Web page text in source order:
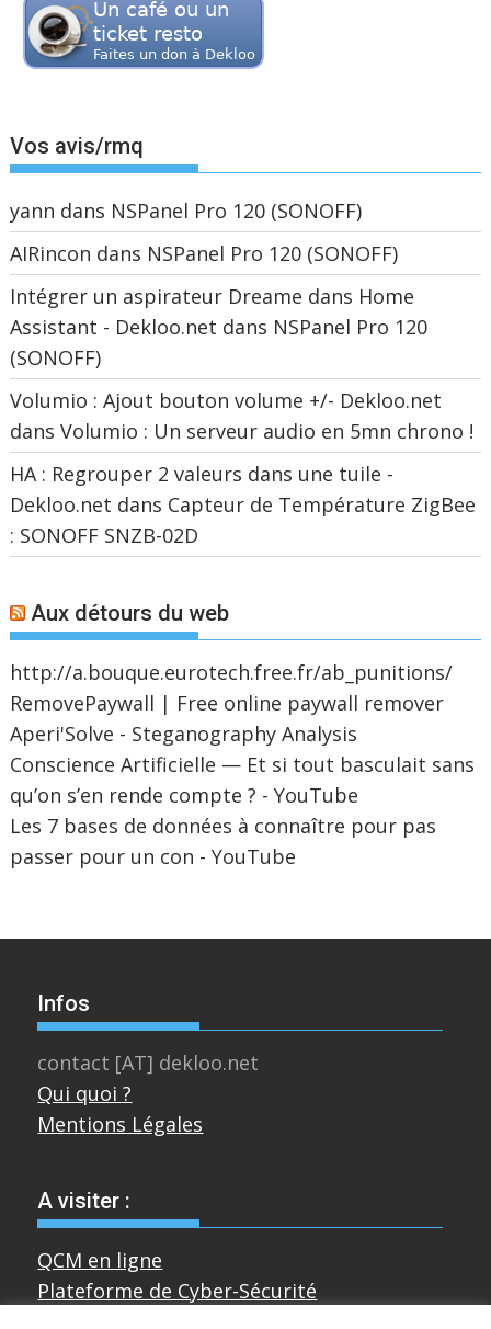
Vos avis/rmq
yann dans NSPanel Pro 120 (SONOFF)
AIRincon dans NSPanel Pro 120 (SONOFF)
Intégrer un aspirateur Dreame dans Home
Assistant - Dekloo.net dans NSPanel Pro 120
(SONOFF)
Volumio : Ajout bouton volume +/- Dekloo.net
dansVolumio : Un serveur audio en 5mn chrono !
HA : Regrouper 2 valeurs dans une tuile -
Dekloo.net dans Capteur de Température ZigBee
: SONOFF SNZB-02D
Aux détours du web
http://a.bouque.eurotech.free.fr/ab_punitions/
RemovePaywall | Free online paywall remover
Aperi'Solve - Steganography Analysis
Conscience Artificielle — Et si tout basculait sans
qu’on s’en rende compte ? - YouTube
Les 7 bases de données à connaître pour pas
passer pour un con - YouTube
Infos
contact [AT] dekloo.net
Qui quoi ?
Mentions Légales
A visiter :
QCM en ligne
Plateforme de Cyber-Sécurité